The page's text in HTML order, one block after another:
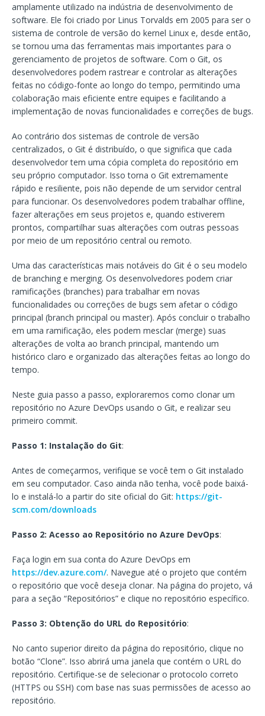
amplamente utilizado na indústria de desenvolvimento de
software. Ele foi criado por Linus Torvalds em 2005 para ser o
sistema de controle de versão do kernel Linux e, desde então,
se tornou uma das ferramentas mais importantes para o
gerenciamento de projetos de software. Com o Git, os
desenvolvedores podem rastrear e controlar as alterações
feitas no código-fonte ao longo do tempo, permitindo uma
colaboração mais eficiente entre equipes e facilitando a
implementação de novas funcionalidades e correções de bugs.
Ao contrário dos sistemas de controle de versão
centralizados, o Git é distribuído, o que significa que cada
desenvolvedor tem uma cópia completa do repositório em
seu próprio computador. Isso torna o Git extremamente
rápido e resiliente, pois não depende de um servidor central
para funcionar. Os desenvolvedores podem trabalhar offline,
fazer alterações em seus projetos e, quando estiverem
prontos, compartilhar suas alterações com outras pessoas
por meio de um repositório central ou remoto.
Uma das características mais notáveis do Git é o seu modelo
de branching e merging. Os desenvolvedores podem criar
ramificações (branches) para trabalhar em novas
funcionalidades ou correções de bugs sem afetar o código
principal (branch principal ou master). Após concluir o trabalho
em uma ramificação, eles podem mesclar (merge) suas
alterações de volta ao branch principal, mantendo um
histórico claro e organizado das alterações feitas ao longo do
tempo.
Neste guia passo a passo, exploraremos como clonar um
repositório no Azure DevOps usando o Git, e realizar seu
primeiro commit.
Passo 1: Instalação do Git:
Antes de começarmos, verifique se você tem o Git instalado
em seu computador. Caso ainda não tenha, você pode baixá-
lo e instalá-lo a partir do site oficial do Git: https://git-
scm.com/downloads
Passo 2: Acesso ao Repositório no Azure DevOps:
Faça login em sua conta do Azure DevOps em
https://dev.azure.com/. Navegue até o projeto que contém
o repositório que você deseja clonar. Na página do projeto, vá
para a seção “Repositórios” e clique no repositório específico.
Passo 3: Obtenção do URL do Repositório:
No canto superior direito da página do repositório, clique no
botão “Clone”. Isso abrirá uma janela que contém o URL do
repositório. Certifique-se de selecionar o protocolo correto
(HTTPS ou SSH) com base nas suas permissões de acesso ao
repositório.